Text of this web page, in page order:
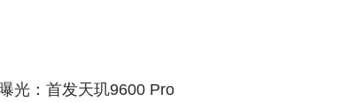
光：首发天玑9600 Pro